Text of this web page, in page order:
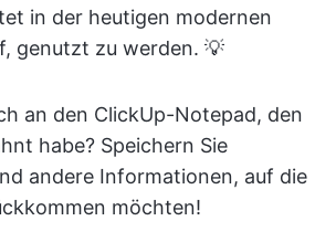
in der heutigen modernen
genutzt zu werden. 💡
an den ClickUp-Notepad, den
habe? Speichern Sie
andere Informationen, auf die
möchten!